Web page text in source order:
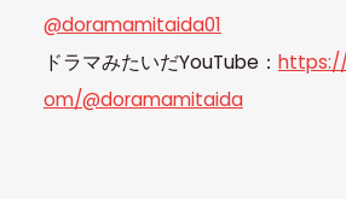
@doramamitaida01
ドラマみたいだYouTube：
om/@doramamitaida